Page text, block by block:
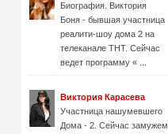
Биография. Виктория
Боня - бывшая участница
реалити-шоу дома 2 на
телеканале ТНТ. Сейчас
ведет программу « ...
Виктория Карасева
Участница нашумевшего
Дома - 2. Сейчас замужем